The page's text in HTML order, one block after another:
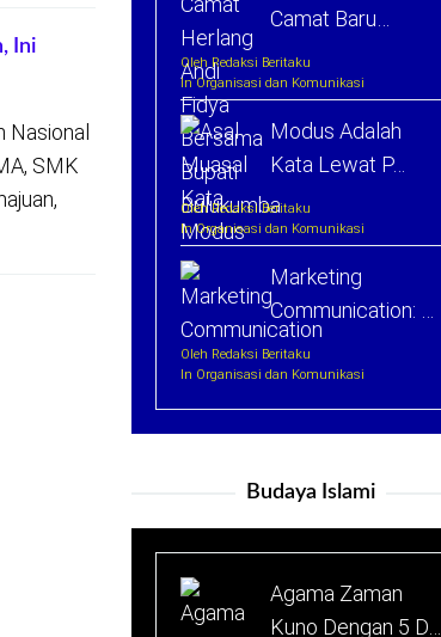
Ini
Nasional
SMK
Camat Baru…
Oleh Redaksi Beritaku
In Organisasi dan Komunikasi
Modus Adalah
Kata Lewat P…
Oleh Redaksi Beritaku
In Organisasi dan Komunikasi
Marketing
Communication: …
Oleh Redaksi Beritaku
In Organisasi dan Komunikasi
Budaya Islami
Agama Zaman
Kuno Dengan 5 D…